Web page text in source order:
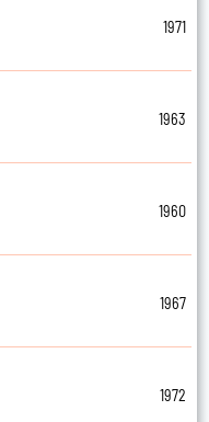
1971
1963
1960
1967
1972